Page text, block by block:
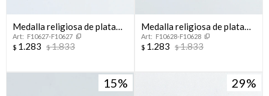
Medalla religiosa de plata
925, COMUNION VARON.
F10627-F10627
$ 1.283 $1.833
Medalla religiosa de plata
92, COMUNION NIÑA.
F10628-F10628
$ 1.283 $1.833
15 29